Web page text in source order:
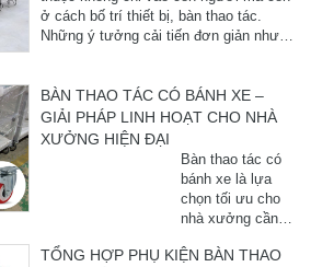
sản ...
ở cách bố trí thiết bị, bàn thao tác.
Những ý tưởng cải tiến đơn giản nhưng
BÀN THAO TÁC CÓ BÁNH XE –
GIẢI PHÁP LINH HOẠT CHO NHÀ
XƯỞNG HIỆN ĐẠI
Bàn thao tác có
bánh xe là lựa
chọn tối ưu cho
nhà xưởng cần
chuyển dễ dàng.
TỔNG HỢP PHỤ KIỆN BÀN THAO